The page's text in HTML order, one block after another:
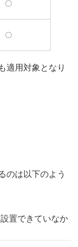
〇
〇
適用対象となり
のは以下のよう
置できていなか